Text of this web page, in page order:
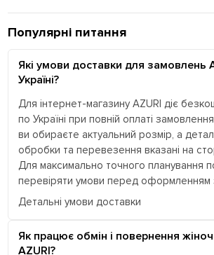
Популярні питання
Які умови доставки для замовлень
Україні?
Для інтернет-магазину AZURI діє
по Україні при повній оплаті
ви обираєте актуальний розмір, а
обробки та перевезення вказані на
Для максимально точного планування
перевіряти умови перед оформленням
Детальні умови доставки
Як працює обмін і повернення
AZURI?